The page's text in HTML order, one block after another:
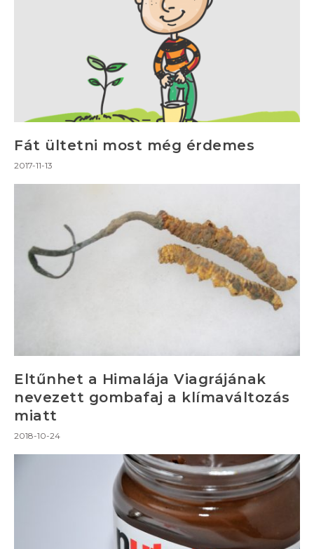
Fát ültetni most még érdemes
2017-11-13
Eltűnhet a Himalája Viagrájának
nevezett gombafaj a klímaváltozás
miatt
2018-10-24